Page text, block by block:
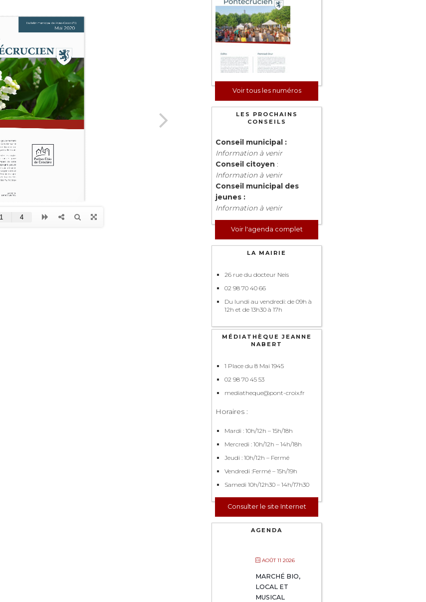
Voir tous les numéros
LES PROCHAINS
CONSEILS
Conseil municipal :
Information à venir
Conseil citoyen :
Information à venir
Conseil municipal des
jeunes :
Information à venir
Voir l'agenda complet
LA MAIRIE
26 rue du docteur Neis
02 98 70 40 66
Du lundi au vendredi: de 09h à
12h et de 13h30 à 17h
MÉDIATHÈQUE JEANNE
NABERT
1 Place du 8 Mai 1945
02 98 70 45 53
mediatheque@pont-croix.fr
Horaires :
Mardi : 10h/12h – 15h/18h
Mercredi : 10h/12h – 14h/18h
Jeudi : 10h/12h – Fermé
Vendredi :Fermé – 15h/19h
Samedi 10h/12h30 – 14h/17h30
Consulter le site Internet
AGENDA
AOÛT 11 2026
MARCHÉ BIO,
LOCAL ET
MUSICAL